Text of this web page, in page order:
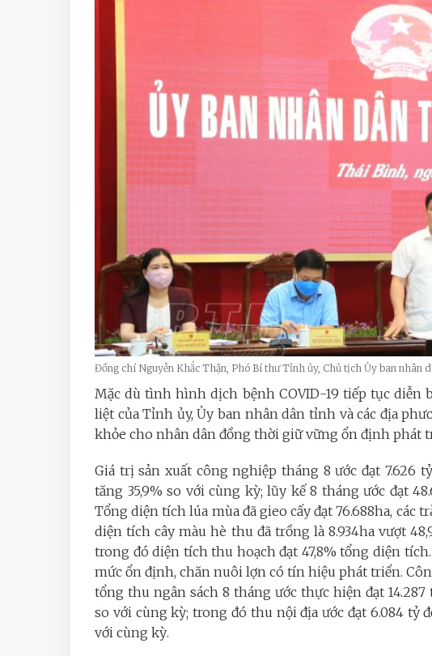
Đồng chí Nguyễn Khắc Thận, Phó Bí thư Tỉnh ủy, Chủ tịch Ủy ban nhân
Mặc dù tình hình dịch bệnh COVID-19 tiếp tục diễn
liệt của Tỉnh ủy, Ủy ban nhân dân tỉnh và các địa
khỏe cho nhân dân đồng thời giữ vững ổn định phát
Giá trị sản xuất công nghiệp tháng 8 ước đạt 7.626
tăng 35,9% so với cùng kỳ; lũy kế 8 tháng ước đạt
Tổng diện tích lúa mùa đã gieo cấy đạt 76.688ha, các
diện tích cây màu hè thu đã trồng là 8.934ha vượt
trong đó diện tích thu hoạch đạt 47,8% tổng diện
mức ổn định, chăn nuôi lợn có tín hiệu phát triển.
tổng thu ngân sách 8 tháng ước thực hiện đạt 14.287
so với cùng kỳ; trong đó thu nội địa ước đạt 6.084 tỷ
với cùng kỳ.